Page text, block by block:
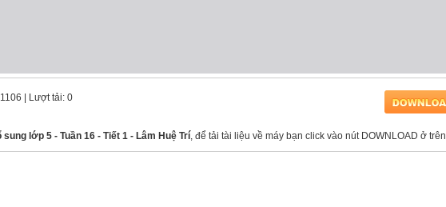
| Lượt tải: 0
sung lớp 5 - Tuần 16 - Tiết 1 - Lâm Huệ Trí, để tải tài liệu về máy bạn click vào nút DOWNLOAD ở trên